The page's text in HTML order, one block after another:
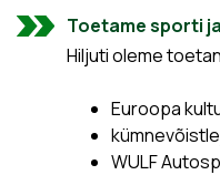
Toetame sporti
Hiljuti oleme
Euroopa
WULF